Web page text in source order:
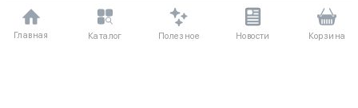
Главная Каталог Полезное Новости Корзина